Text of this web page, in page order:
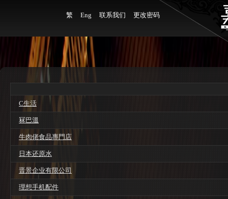
繁 Eng 联系我们 更改密码
C生活
冧巴溫
牛肉佬食品專門店
日本还原水
晋景企业有限公司
理想手机配件